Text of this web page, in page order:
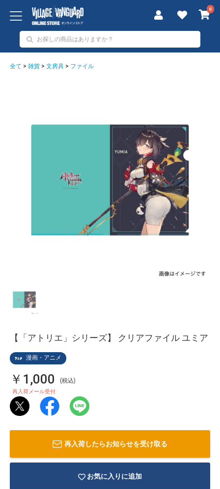
0
全て > 雑貨 > 文房具 > ファイル
漫画・アニメ
【「アトリエ」シリーズ】 クリアファイル ユミア
￥1,000 (税込)
再入荷メール受付
再入荷したらお知らせを受け取る
お気に入りに追加